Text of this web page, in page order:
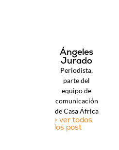
Ángeles
Jurado
Periodista,
parte del
equipo de
comunicación
de Casa África
> ver todos
los post